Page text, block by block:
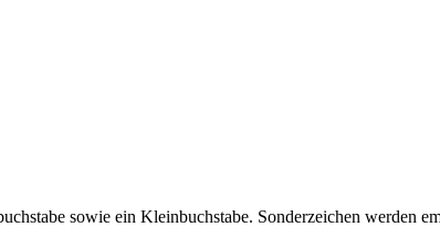
sowie ein Kleinbuchstabe. Sonderzeichen werden